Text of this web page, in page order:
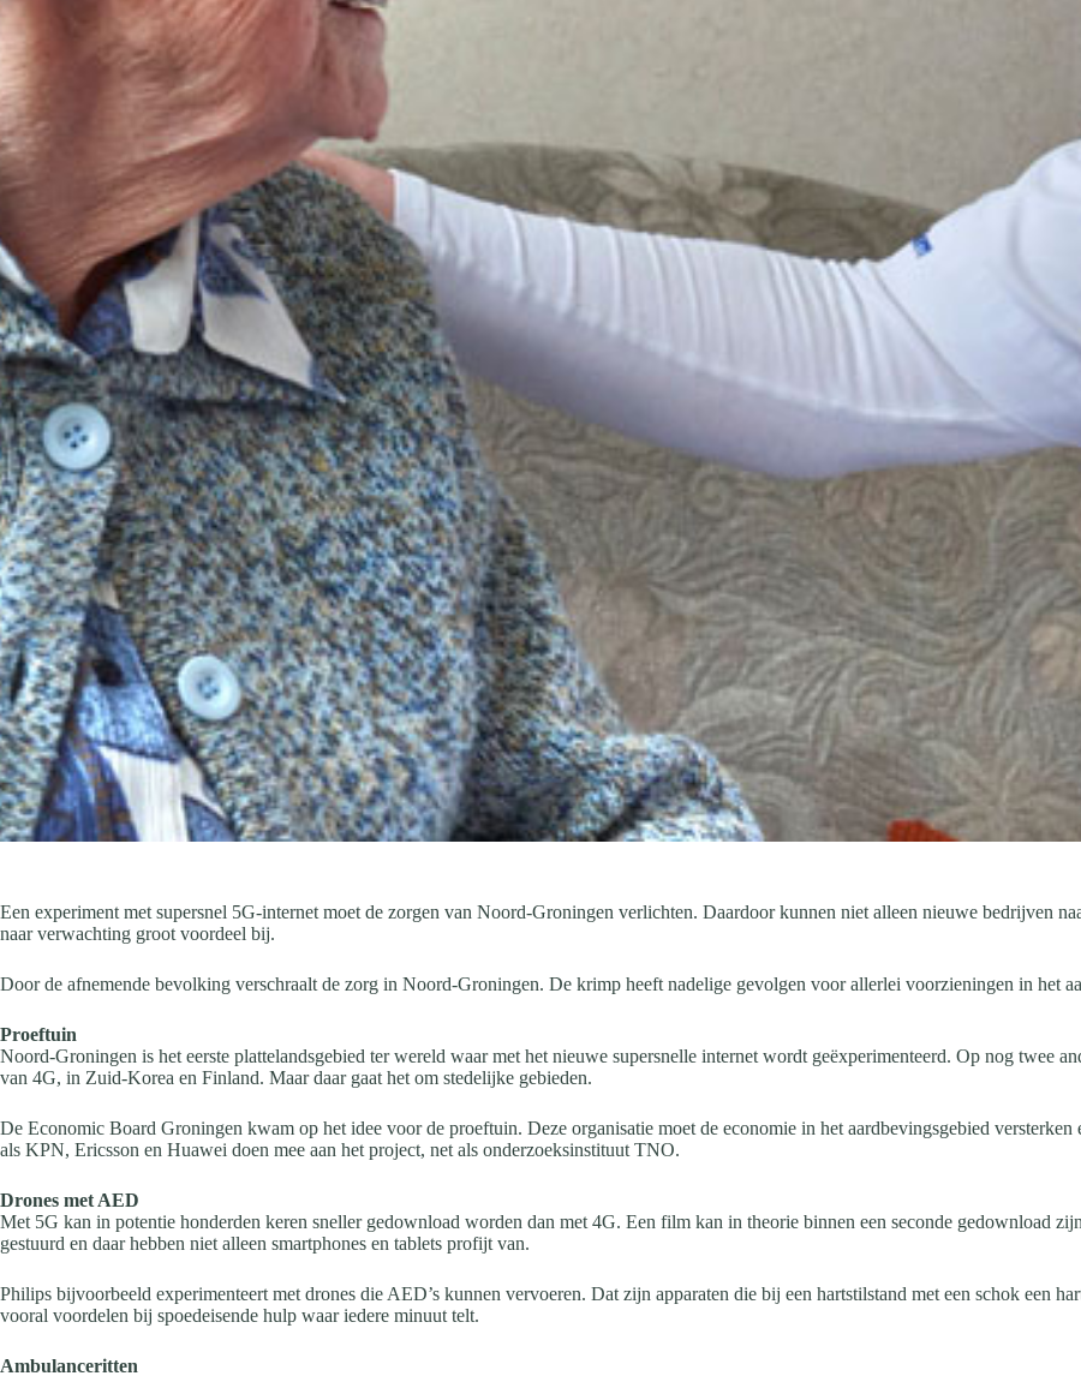
Een experiment met supersnel 5G-internet moet de zorgen van Noord-Groningen verlichten. Daardoor kunnen niet alleen nieuwe bedrijven
naar verwachting groot voordeel bij.
Door de afnemende bevolking verschraalt de zorg in Noord-Groningen. De krimp heeft nadelige gevolgen voor allerlei voorzieningen in het
Proeftuin
Noord-Groningen is het eerste plattelandsgebied ter wereld waar met het nieuwe supersnelle internet wordt geëxperimenteerd. Op nog twee
van 4G, in Zuid-Korea en Finland. Maar daar gaat het om stedelijke gebieden.
De Economic Board Groningen kwam op het idee voor de proeftuin. Deze organisatie moet de economie in het aardbevingsgebied
als KPN, Ericsson en Huawei doen mee aan het project, net als onderzoeksinstituut TNO.
Drones met AED
Met 5G kan in potentie honderden keren sneller gedownload worden dan met 4G. Een film kan in theorie binnen een seconde gedownload
gestuurd en daar hebben niet alleen smartphones en tablets profijt van.
Philips bijvoorbeeld experimenteert met drones die AED’s kunnen vervoeren. Dat zijn apparaten die bij een hartstilstand met een schok een
vooral voordelen bij spoedeisende hulp waar iedere minuut telt.
Ambulanceritten